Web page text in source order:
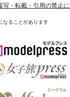
・転載・引用の禁止
なることがあります